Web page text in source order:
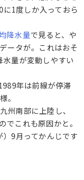
に1度しか入っておら
降水量で見ると、や
ータが。これはおそ
量が変動しやすい
年は前線が停滞
。
州南部に上陸し、
でこれも原因かと。
9月ってかんじです